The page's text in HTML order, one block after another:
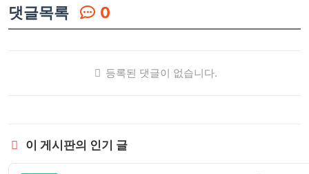
댓글목록 0
등록된 댓글이 없습니다.
이 게시판의 인기 글